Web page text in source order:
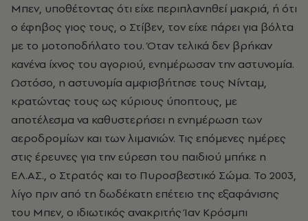
Μπεν, υποθέτοντας ότι είχε περιπλανηθεί μακριά, ή ότι
ο έφηβος γιος τους, ο Στίβεν, τον είχε πάρει για βόλτα
με το μοτοποδήλατο του. Όταν τελικά δεν βρήκαν
κανένα ίχνος του αγοριού, ενημέρωσαν την αστυνομία.
Ωστόσο, η αστυνομία αμφισβήτησε τους Νίνταμ,
κρατώντας τους ως κύριους ύποπτους, με
αποτέλεσμα να καθυστερήσει η ενημέρωση των
αεροδρομίων και των λιμανιών. Τις επόμενες ημέρες
στις έρευνες για την εύρεση του παιδιού μπήκε η
ΕΛ.ΑΣ., ο Στρατός και το Πυροσβεστικό Σώμα. Το 2003,
λίγο πριν από τη δωδέκατη επέτειο της εξαφάνισης
του Μπεν, ο ιδιωτικός ανακριτής Ίαν Κρόσμπι